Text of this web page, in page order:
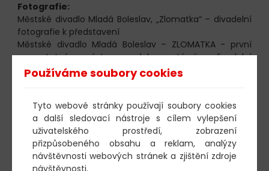
Fotografie:
Městské divadlo Mladá Boleslav, „Zlomatka“ – divadelní
fotografie k představení
Městské divadlo Mladá Boleslav – ZLOMATKA - první
samostatná výstava dokumentární divadelní
fotografie
Clarion Congress Hotel - Mezinárodní konference
Městské divadlo Mladá Boleslav, „Naše Městečko“ –
divadelní fotografie k představení.
603 805 271
Používáme soubory cookies
Tyto webové stránky používají soubory cookies
a další sledovací nástroje s cílem vylepšení
uživatelského prostředí, zobrazení
přizpůsobeného obsahu a reklam, analýzy
návštěvnosti webových stránek a zjištění zdroje